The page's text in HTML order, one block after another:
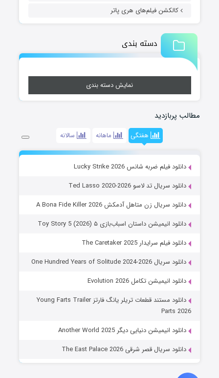
کالکشن فیلم‌های هری پاتر
دسته بندی
نمایش دسته بندی
مطالب پربازدید
هفتگی ماهانه سالانه
دانلود فیلم ضربه شانس Lucky Strike 2026
دانلود سریال تد لاسو Ted Lasso 2020-2026
دانلود سریال زن متاهل آدمکش A Bona Fide Killer 2026
دانلود انیمیشن داستان اسباب‌بازی ۵ Toy Story 5 (2026)
دانلود فیلم سرایدار The Caretaker 2025
دانلود سریال One Hundred Years of Solitude 2024-2026
دانلود انیمیشن تکامل Evolution 2026
دانلود مستند قطعات تریلر یانگ فارتز Young Farts Trailer
Parts 2026
دانلود انیمیشن دنیایی دیگر Another World 2025
دانلود سریال قصر شرقی The East Palace 2026